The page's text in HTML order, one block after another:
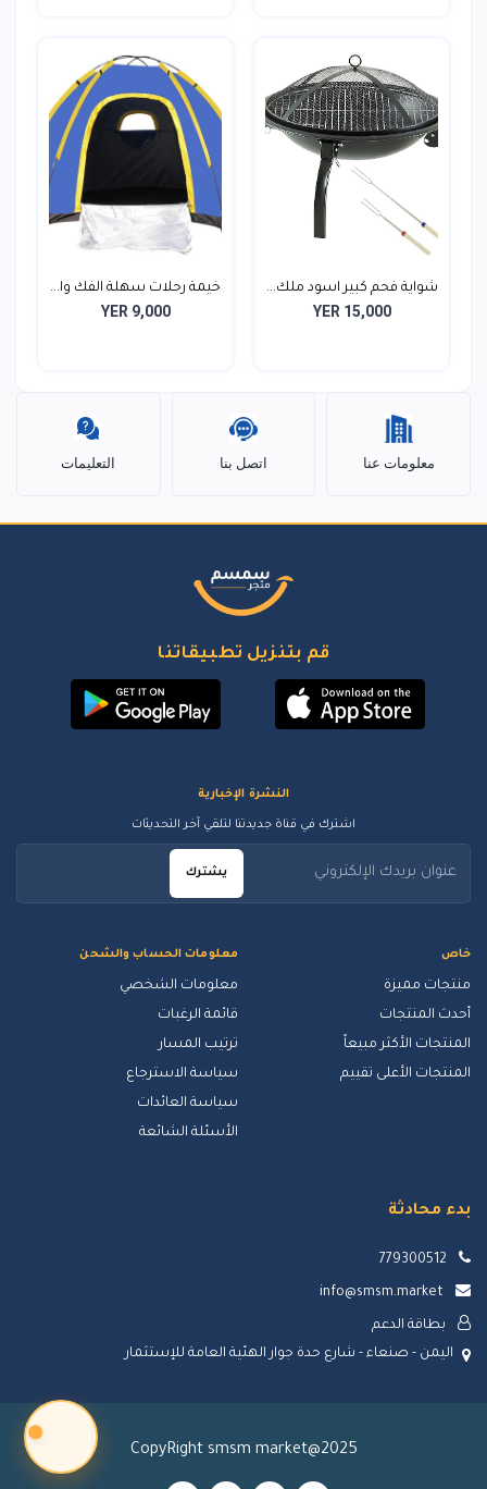
شواية فحم كبير اسود ملك...
YER 15,000
خيمة رحلات سهلة الفك وا...
YER 9,000
معلومات عنا اتصل بنا التعليمات
قم بتنزيل تطبيقاتنا
خاص
منتجات مميزة
أحدث المنتجات
المنتجات الأكثر مبيعاً
المنتجات الأعلى تقييم
معلومات الحساب والشحن
معلومات الشخصي
قائمة الرغبات
ترتيب المسار
سياسة الاسترجاع
سياسة العائدات
الأسئلة الشائعة
النشرة الإخبارية
اشترك في قناة جديدتنا لتلقي آخر التحديثات
يشترك
بدء محادثة
779300512
info@smsm.market
بطاقة الدعم
اليمن - صنعاء - شارع حدة جوار الهئية العامة للإستثمار
CopyRight smsm market@2025